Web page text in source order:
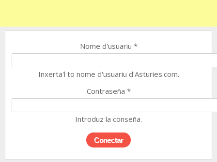
Nome d'usuariu *
Inxerta'l to nome d'usuariu d'Asturies.com.
Contraseña *
Introduz la conseña.